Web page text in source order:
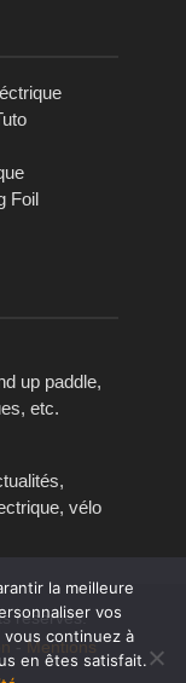
Foil
up paddle,
etc.
vélo
réservés.
-Mentions
la meilleure
vos
vous continuez à
en êtes satisfait.